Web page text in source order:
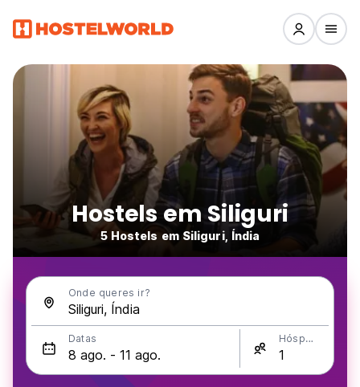
Hostels em Siliguri
5 Hostels em Siliguri, Índia
Onde queres ir?
Datas Hóspedes